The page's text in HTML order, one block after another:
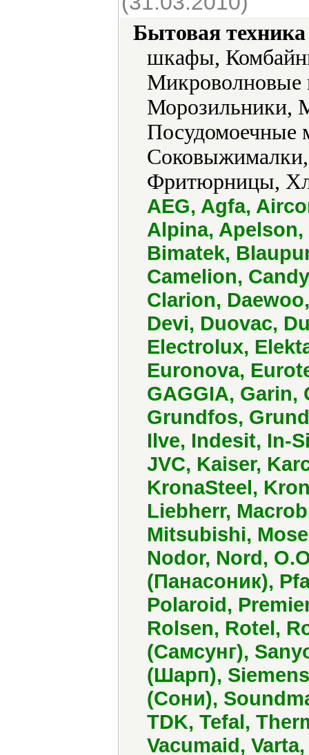
Бытовая
шкафы,
Морозильники,
Фритюрницы,
AEG, Agfa,
Alpina, Apelson,
Bimatek,
Camelion,
Clarion,
Devi, Duovac,
Electrolux,
Euronova,
GAGGIA, Garin,
Grundfos,
Ilve, Indesit, In-
JVC, Kaiser,
KronaSteel,
Liebherr,
Mitsubishi,
Nodor, Nord,
(Панасоник),
Polaroid,
Rolsen, Rotel,
(Самсунг),
(Шарп),
(Сони),
TDK, Tefal,
Vacumaid,